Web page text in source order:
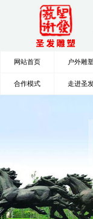
网站首页 户外雕
合作模式 走进圣